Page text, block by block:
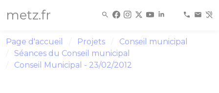
metz.fr
Page d'accueil Projets
Conseil municipal
Séances du Conseil municipal
Conseil Municipal - 23/02/2012